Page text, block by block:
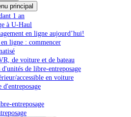
principal
1 an
à U-Haul
en ligne aujourd’hui!
ligne : commencer
de voiture et de bateau
de libre-entreposage
accessible en voiture
d'entreposage
entreposage